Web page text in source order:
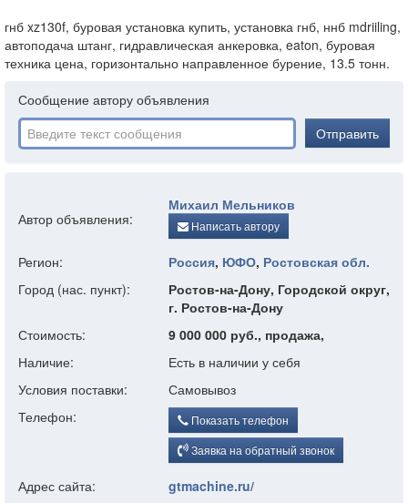
гнб xz130f, буровая установка купить, установка гнб, ннб mdriiling,
автоподача штанг, гидравлическая анкеровка, eaton, буровая
техника цена, горизонтально направленное бурение, 13.5 тонн.
Сообщение автору объявления
Отправить
Автор объявления:
Михаил Мельников
Написать автору
Регион: Россия, ЮФО, Ростовская обл.
Город (нас. пункт):
Ростов-на-Дону, Городской округ,
г. Ростов-на-Дону
Стоимость:
9 000 000 руб., продажа,
Наличие:
Есть в наличии у себя
Условия поставки:
Самовывоз
Телефон:
Показать телефон
Заявка на обратный звонок
Адрес сайта:
gtmachine.ru/